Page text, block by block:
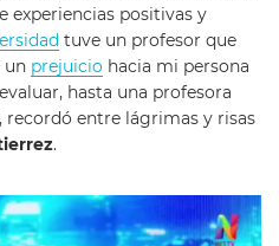
experiencias positivas y
tuve un profesor que
un prejuicio hacia mi persona
hasta una profesora
recordó entre lágrimas y risas
.